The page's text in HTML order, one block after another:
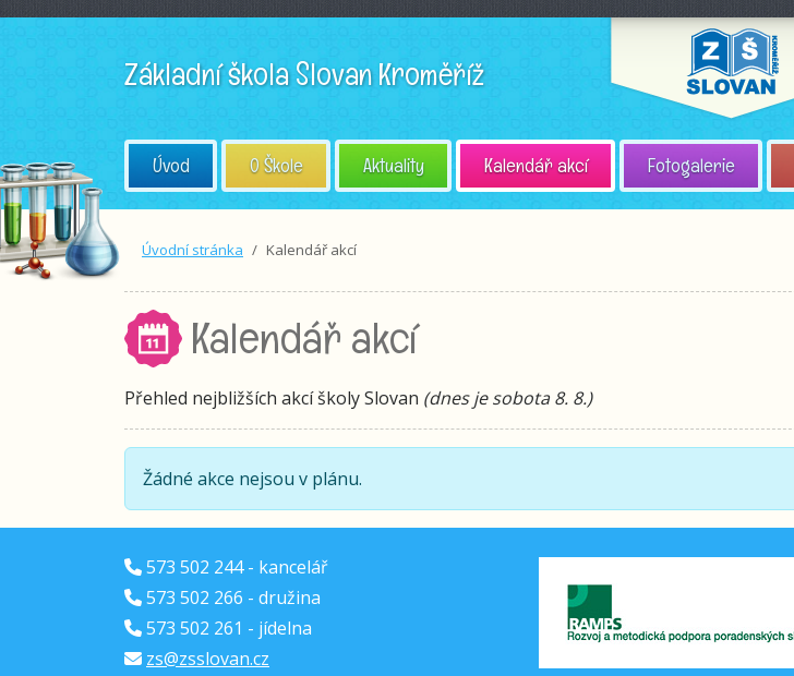
Základní školaSlovan Kroměříž
Úvod O Škole Aktuality Kalendář akcí Fotogalerie
Úvodní stránka Kalendář akcí
Kalendář akcí
Přehled nejbližších akcí školy Slovan (dnes je sobota 8. 8.)
Žádné akce nejsou v plánu.
573 502 244 - kancelář
573 502 266 - družina
573 502 261 - jídelna
zs@zsslovan.cz